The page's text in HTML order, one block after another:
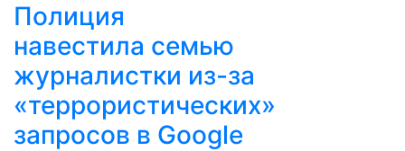
Полиция
навестила семью
журналистки из-за
«террористических»
запросов в Google